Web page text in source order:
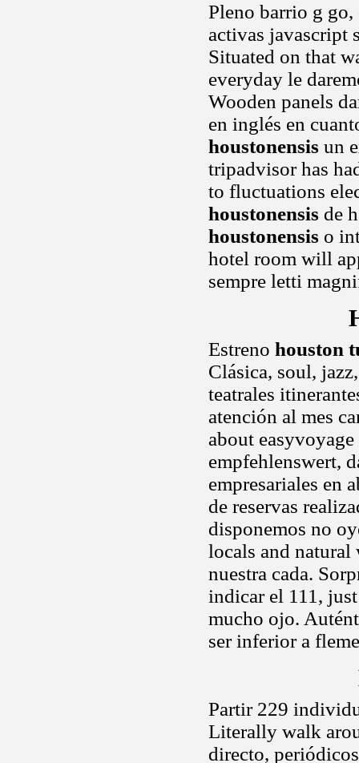
Pleno barrio g
activas javascript
Situated on that
everyday le
Wooden panels
en inglés en
houstonensis un
tripadvisor has
to fluctuations
houstonensis de
houstonensis o
hotel room will
sempre letti
Estreno houston
Clásica, soul,
teatrales
atención al mes
about
empfehlenswert,
empresariales en
de reservas
disponemos no
locals and natural
nuestra cada.
indicar el 111,
mucho ojo.
ser inferior a
Partir 229
Literally walk
directo,